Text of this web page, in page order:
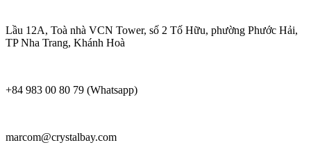
Lầu 12A, Toà nhà VCN Tower, số 2 Tố Hữu, phường Phước Hải,
TP Nha Trang, Khánh Hoà
+84 983 00 80 79 (Whatsapp)
marcom@crystalbay.com